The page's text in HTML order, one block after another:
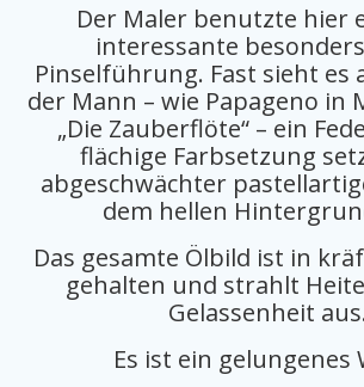
Der Maler benutzte hier
interessante
Pinselführung. Fast sieht es
der Mann – wie Papageno in
„Die Zauberflöte“ – ein
flächige Farbsetzung
abgeschwächter
dem hellen
Das gesamte Ölbild ist in
gehalten und strahlt
Gelassenheit
Es ist ein gelungenes